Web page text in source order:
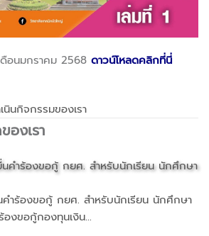
ดือนมกราคม 2568 ดาวน์โหลดคลิกที่นี่
นินกิจกรรมของเรา
องเรา
คำร้องขอกู้ กยศ. สำหรับนักเรียน นักศึกษา
งขอกู้กองทุนเงิน...